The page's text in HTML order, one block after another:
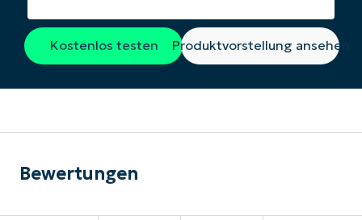
Kostenlos testen Produktvorstellung ansehen
Bewertungen